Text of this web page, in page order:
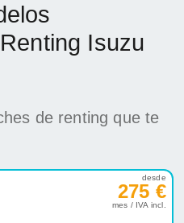
Isuzu
de renting que te
desde
275 €
mes / IVA incl.